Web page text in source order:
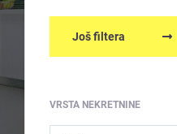
Još filtera
VRSTA NEKRETNINE